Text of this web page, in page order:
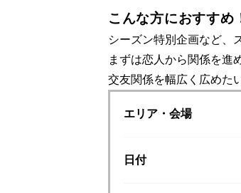
こんな方におすすめ
シーズン特別企画など、
まずは恋人から関係を進
交友関係を幅広く広めた
エリア・会場
日付